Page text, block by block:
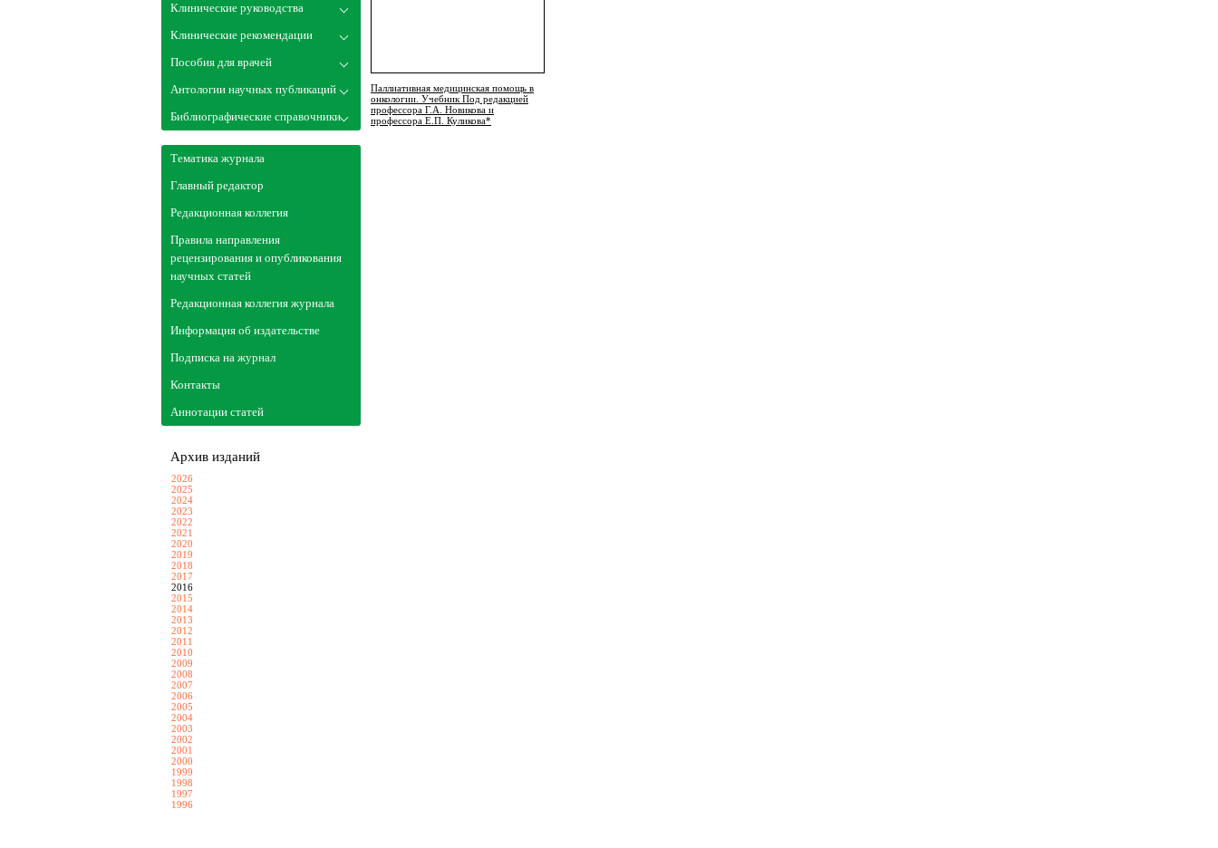
Клинические руководства
Клинические рекомендации
Пособия для врачей
Антологии научных публикаций
Библиографические справочники
Тематика журнала
Главный редактор
Редакционная коллегия
Правила направления
рецензирования и опубликования
научных статей
Редакционная коллегия журнала
Информация об издательстве
Подписка на журнал
Контакты
Аннотации статей
Архив изданий
2026
2025
2024
2023
2022
2021
2020
2019
2018
2017
2016
2015
2014
2013
2012
2011
2010
2009
2008
2007
2006
2005
2004
2003
2002
2001
2000
1999
1998
1997
1996
Паллиативная медицинская помощь в
онкологии. Учебник Под редакцией
профессора Г.А. Новикова и
профессора Е.П. Куликова*